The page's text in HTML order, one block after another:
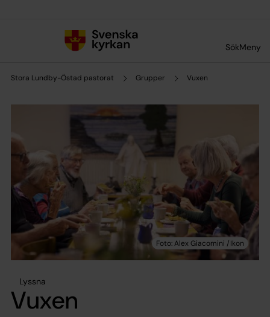
SökMeny
Stora Lundby-Östad pastorat Grupper Vuxen
Lyssna
Vuxen